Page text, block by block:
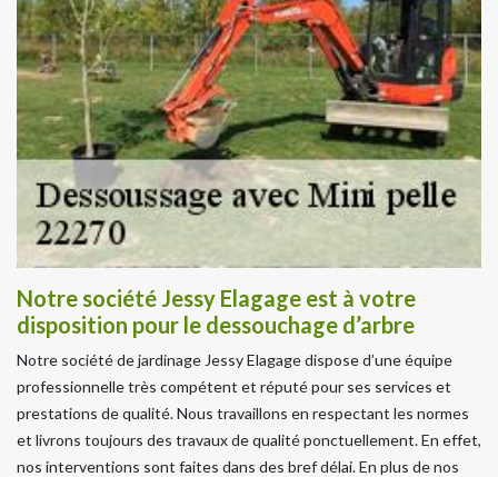
Notre société Jessy Elagage est à votre
disposition pour le dessouchage d’arbre
Notre société de jardinage Jessy Elagage dispose d’une équipe
professionnelle très compétent et réputé pour ses services et
prestations de qualité. Nous travaillons en respectant les normes
et livrons toujours des travaux de qualité ponctuellement. En effet,
nos interventions sont faites dans des bref délai. En plus de nos